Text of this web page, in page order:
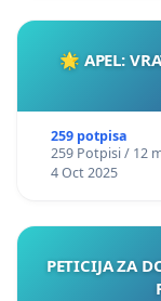
🌟 APEL:
259 potpisa
259 Potpisi / 12
4 Oct 2025
PETICIJA ZA